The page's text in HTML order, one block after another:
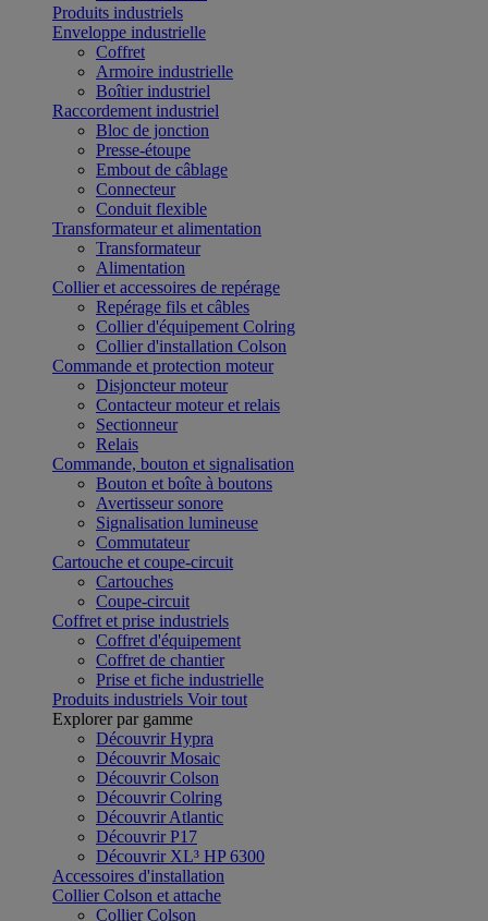
Produits industriels
Enveloppe industrielle
Coffret
Armoire industrielle
Boîtier industriel
Raccordement industriel
Bloc de jonction
Presse-étoupe
Embout de câblage
Connecteur
Conduit flexible
Transformateur et alimentation
Transformateur
Alimentation
Collier et accessoires de repérage
Repérage fils et câbles
Collier d'équipement Colring
Collier d'installation Colson
Commande et protection moteur
Disjoncteur moteur
Contacteur moteur et relais
Sectionneur
Relais
Commande, bouton et signalisation
Bouton et boîte à boutons
Avertisseur sonore
Signalisation lumineuse
Commutateur
Cartouche et coupe-circuit
Cartouches
Coupe-circuit
Coffret et prise industriels
Coffret d'équipement
Coffret de chantier
Prise et fiche industrielle
Produits industriels Voir tout
Explorer par gamme
Découvrir Hypra
Découvrir Mosaic
Découvrir Colson
Découvrir Colring
Découvrir Atlantic
Découvrir P17
Découvrir XL³ HP 6300
Accessoires d'installation
Collier Colson et attache
Collier Colson